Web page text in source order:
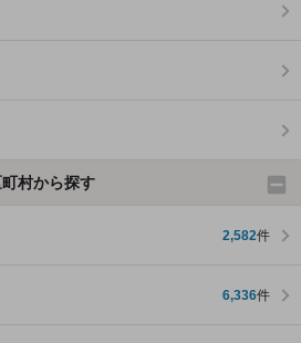
村から探す
2,582件
6,336件